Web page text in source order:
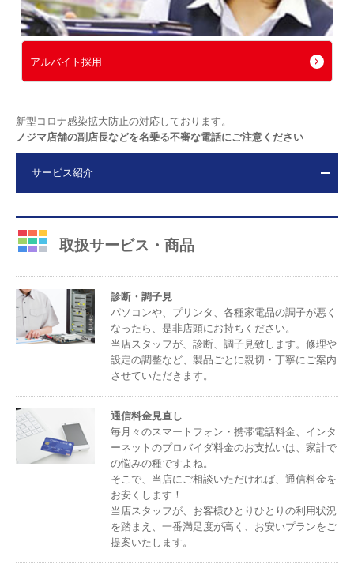
アルバイト採用
新型コロナ感染拡大防止の対応しております。
ノジマ店舗の副店長などを名乗る不審な電話にご注意ください
サービス紹介
取扱サービス・商品
診断・調子見
パソコンや、プリンタ、各種家電品の調子が悪く
なったら、是非店頭にお持ちください。
当店スタッフが、診断、調子見致します。修理や
設定の調整など、製品ごとに親切・丁寧にご案内
させていただきます。
通信料金見直し
毎月々のスマートフォン・携帯電話料金、インタ
ーネットのプロバイダ料金のお支払いは、家計で
の悩みの種ですよね。
そこで、当店にご相談いただければ、通信料金を
お安くします！
当店スタッフが、お客様ひとりひとりの利用状況
を踏まえ、一番満足度が高く、お安いプランをご
提案いたします。